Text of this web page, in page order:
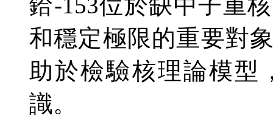
和穩定極限的重要對
助於檢驗核理論模型
識。